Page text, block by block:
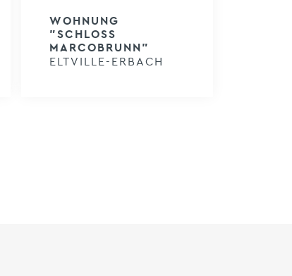
WOHNUNG
"SCHLOSS
MARCOBRUNN"
ELTVILLE-ERBACH